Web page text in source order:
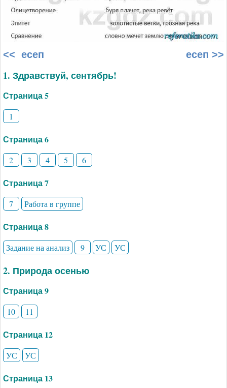
<< есеп есеп >>
1. Здравствуй, сентябрь!
Страница 5
1
Страница 6
2 3 4 5 6
Страница 7
7 Работа в группе
Страница 8
Задание на анализ 9 УС УС
2. Природа осенью
Страница 9
10 11
Страница 12
УС УС
Страница 13